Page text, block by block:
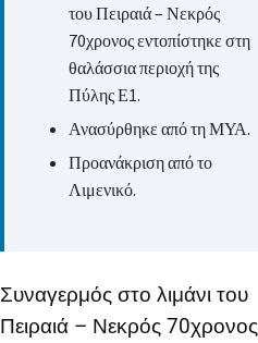
του Πειραιά – Νεκρός
70χρονος εντοπίστηκε στη
θαλάσσια περιοχή της
Πύλης Ε1.
Ανασύρθηκε από τη ΜΥΑ.
Προανάκριση από το
Λιμενικό.
Συναγερμός στο λιμάνι του
Πειραιά – Νεκρός 70χρονος